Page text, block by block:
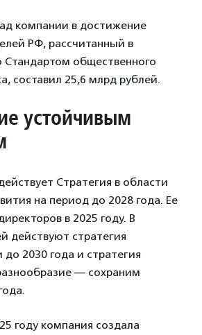
компании в достижение
РФ, рассчитанный в
Стандартом общественного
составил 25,6 млрд рублей.
устойчивым
Стратегия в области
на период до 2028 года. Ее
в 2025 году. В
действуют стратегия
2030 года и стратегия
— сохраним
году компания создала